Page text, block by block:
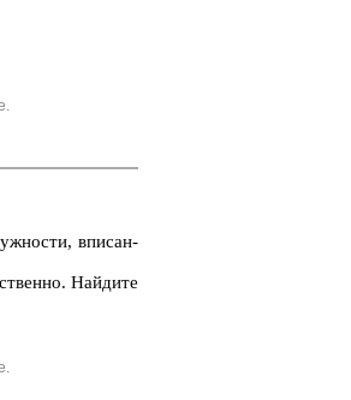
впи­сан­
Най­ди­те